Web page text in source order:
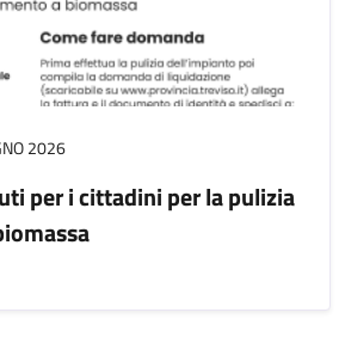
2026
per i cittadini per la pulizia